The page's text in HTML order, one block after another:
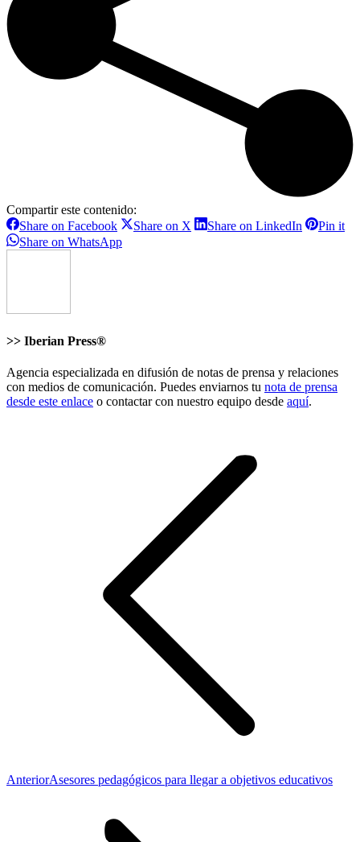
Compartir este contenido:
Share on FacebookShare
on
Facebook
Share on X ShareShare on LinkedIn SharePin it
Share on WhatsAppShare
>> Iberian Press®
Agencia especializada en difusión de notas de prensa y relaciones
con medios de comunicación. Puedes enviarnos tu nota de prensa
desde este enlace o contactar con nuestro equipo desde aquí.
AnteriorEntrada
Asesores pedagógicos para llegar a objetivos educativos